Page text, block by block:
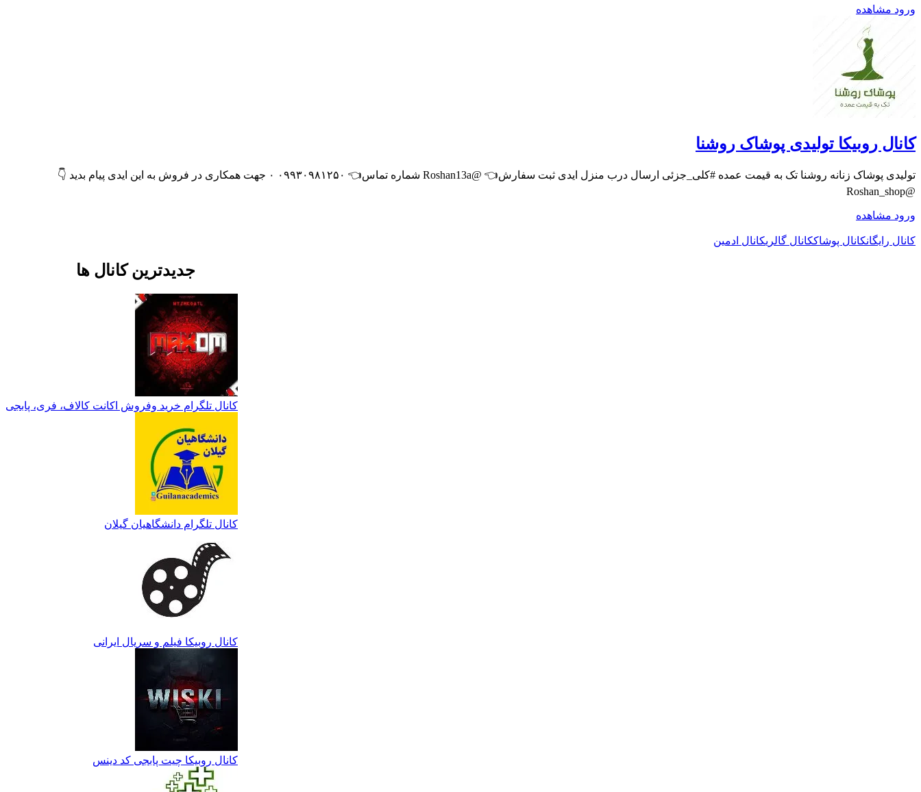
ورود مشاهده
کانال روبیکا تولیدی پوشاک روشنا
تولیدی پوشاک زنانه روشنا تک به قیمت عمده #کلی_جزئی ارسال درب منزل ایدی ثبت سفارش👈 @Roshan13a شماره تماس👈 ۰۹۹۳۰۹۸۱۲۵۰ ۰ جهت همکاری در فروش به این ایدی پیام بدید 👇
@Roshan_shop
ورود مشاهده
کانال رایگانکانال پوشاککانال گالریکانال ادمین
جدیدترین کانال ها
کانال تلگرام خرید وفروش اکانت کالاف، فری، پابجی
کانال تلگرام دانشگاهیان گیلان
کانال روبیکا فیلم و سریال ایرانی
کانال روبیکا چیت پابجی کد دینس